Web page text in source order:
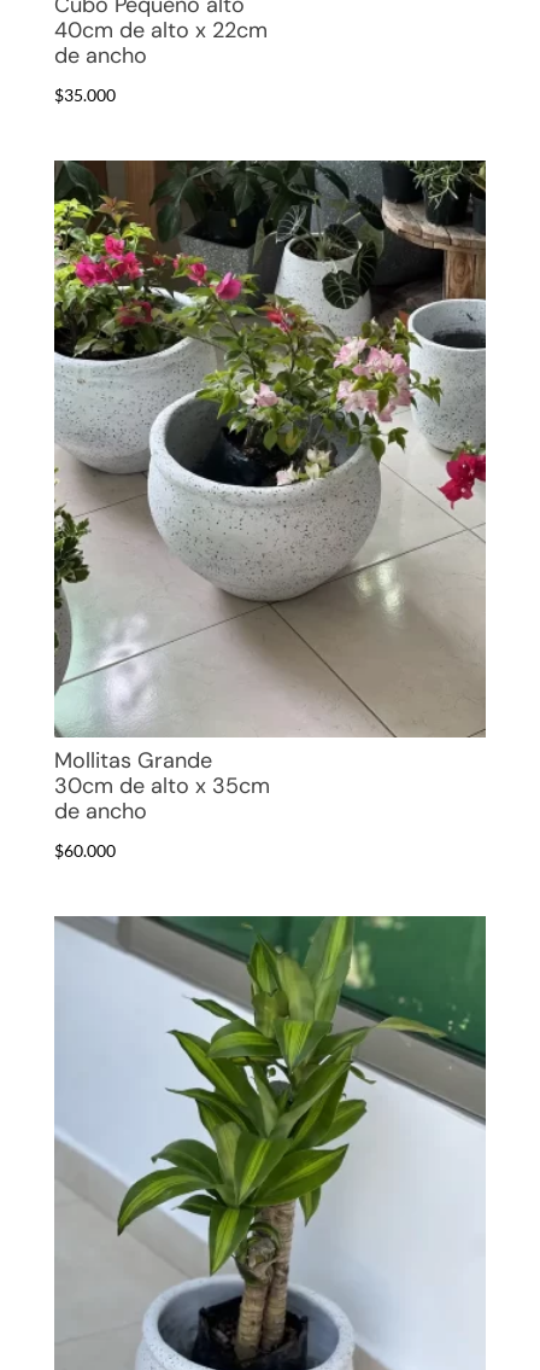
40cm de alto x 22cm
de ancho
$35.000
Mollitas Grande
30cm de alto x 35cm
de ancho
$60.000